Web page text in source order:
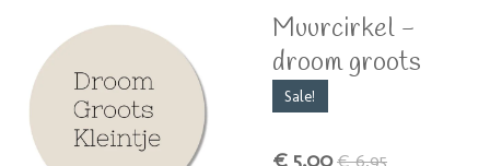
Muurcirkel -
droom groots
Sale!
€ 5,00 € 6,95